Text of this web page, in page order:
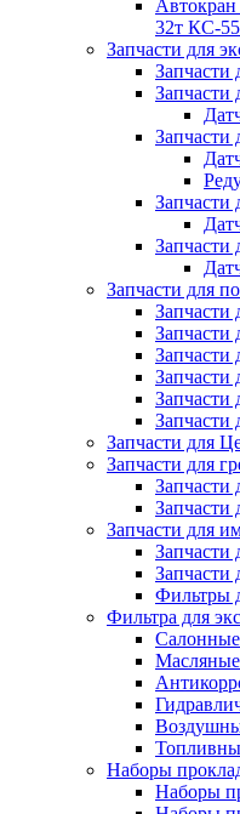
32т КС-
Запчасти для
Запчасти
Запчасти
Запчасти
Запчасти
Запчасти
Запчасти для
Запчасти
Запчасти
Запчасти
Запчасти
Запчасти для
Запчасти для
Запчасти
Запчасти
Запчасти для
Запчасти
Запчасти
Фильтры
Фильтра для
Масляные
Наборы
Наборы